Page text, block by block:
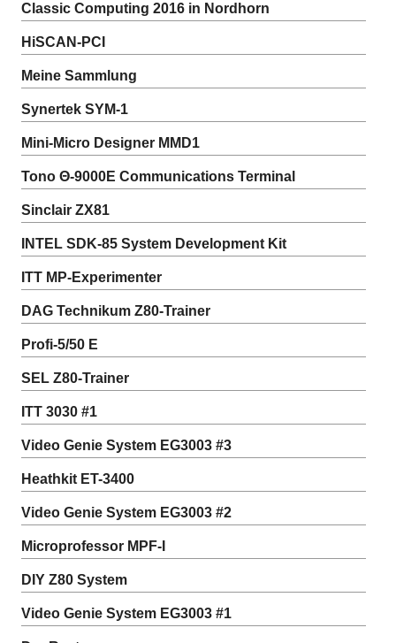
Classic Computing 2016 in Nordhorn
HiSCAN-PCI
Meine Sammlung
Synertek SYM-1
Mini-Micro Designer MMD1
Tono Θ-9000E Communications Terminal
Sinclair ZX81
INTEL SDK-85 System Development Kit
ITT MP-Experimenter
DAG Technikum Z80-Trainer
Profi-5/50 E
SEL Z80-Trainer
ITT 3030 #1
Video Genie System EG3003 #3
Heathkit ET-3400
Video Genie System EG3003 #2
Microprofessor MPF-I
DIY Z80 System
Video Genie System EG3003 #1